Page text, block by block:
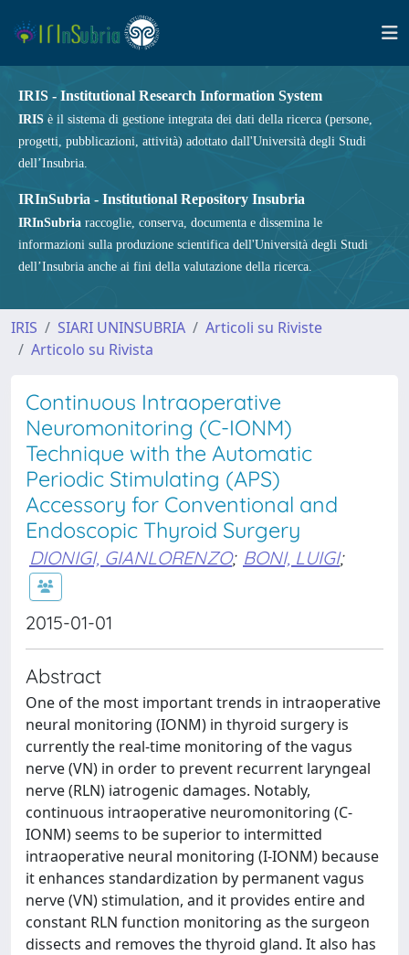
IRIS - Institutional Research Information System
IRIS è il sistema di gestione integrata dei dati della ricerca (persone,
progetti, pubblicazioni, attività) adottato dall'Università degli Studi
dell’Insubria.
IRInSubria - Institutional Repository Insubria
IRInSubria raccoglie, conserva, documenta e dissemina le
informazioni sulla produzione scientifica dell'Università degli Studi
dell’Insubria anche ai fini della valutazione della ricerca.
IRIS SIARI UNINSUBRIA
Articoli su Riviste
Articolo su Rivista
Continuous Intraoperative
Neuromonitoring (C-IONM)
Technique with the Automatic
Periodic Stimulating (APS)
Accessory for Conventional and
Endoscopic Thyroid Surgery
DIONIGI, GIANLORENZO; BONI, LUIGI;
2015-01-01
Abstract
One of the most important trends in intraoperative
neural monitoring (IONM) in thyroid surgery is
currently the real-time monitoring of the vagus
nerve (VN) in order to prevent recurrent laryngeal
nerve (RLN) iatrogenic damages. Notably,
continuous intraoperative neuromonitoring (C-
IONM) seems to be superior to intermitted
intraoperative neural monitoring (I-IONM) because
it enhances standardization by permanent vagus
nerve (VN) stimulation, and it provides entire and
constant RLN function monitoring as the surgeon
dissects and removes the thyroid gland. It also has